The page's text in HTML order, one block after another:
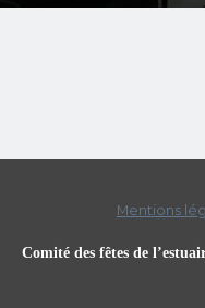
Mentions
Comité des fêtes de